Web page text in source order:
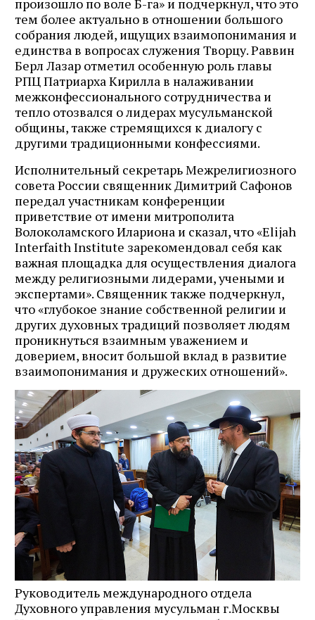
тем более актуально в отношении большого
собрания людей, ищущих взаимопонимания и
единства в вопросах служения Творцу. Раввин
Берл Лазар отметил особенную роль главы
РПЦ Патриарха Кирилла в налаживании
межконфессионального сотрудничества и
тепло отозвался о лидерах мусульманской
общины, также стремящихся к диалогу с
другими традиционными конфессиями.
Исполнительный секретарь Межрелигиозного
совета России священник Димитрий Сафонов
передал участникам конференции
приветствие от имени митрополита
Волоколамского Илариона и сказал, что «Elijah
Interfaith Institute зарекомендовал себя как
важная площадка для осуществления диалога
между религиозными лидерами, учеными и
экспертами». Священник также подчеркнул,
что «глубокое знание собственной религии и
других духовных традиций позволяет людям
проникнуться взаимным уважением и
доверием, вносит большой вклад в развитие
взаимопонимания и дружеских отношений».
Руководитель международного отдела
Духовного управления мусульман г.Москвы